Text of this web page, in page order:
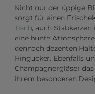
Nicht nur der üppige
sorgt für einen
Tisch, auch
eine bunte
dennoch dezenten
Hingucker. Ebenfalls
Champagnergläser
ihrem besonderen